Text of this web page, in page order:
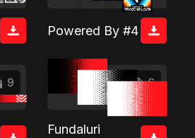
Powered By #4
9 6
Fundaluri